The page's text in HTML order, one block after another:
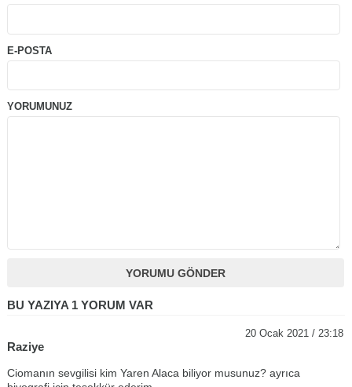
E-POSTA
YORUMUNUZ
BU YAZIYA 1 YORUM VAR
Raziye
20 Ocak 2021 / 23:18
Ciomanın sevgilisi kim Yaren Alaca biliyor musunuz? ayrıca